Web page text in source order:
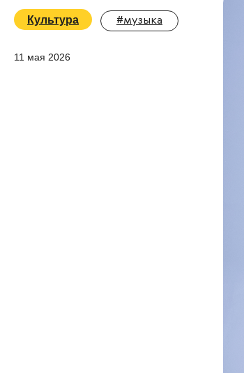
Культура #музыка
11 мая 2026